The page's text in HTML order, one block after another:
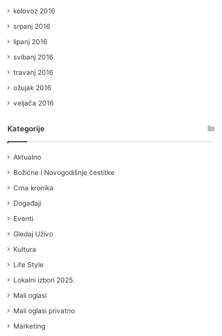
kolovoz 2016
srpanj 2016
lipanj 2016
svibanj 2016
travanj 2016
ožujak 2016
veljača 2016
Kategorije
Aktualno
Božićne i Novogodišnje čestitke
Crna kronika
Događaji
Eventi
Gledaj Uživo
Kultura
Life Style
Lokalni izbori 2025.
Mali oglasi
Mali oglasi privatno
Marketing